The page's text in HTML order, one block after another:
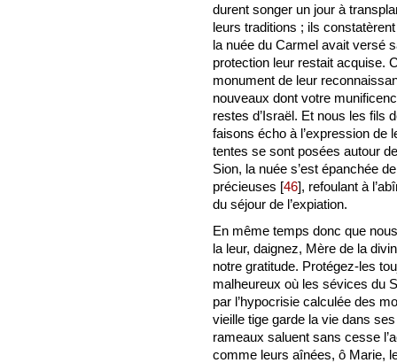
durent songer un jour à
leurs traditions ; ils
la nuée du Carmel avait versé
protection leur restait acquise.
monument de leur
nouveaux dont votre
restes d’Israël. Et nous les fils
faisons écho à l’expression de
tentes se sont posées autour
Sion, la nuée s’est épanchée
précieuses [46], refoulant à
du séjour de l’expiation.
En même temps donc que
la leur, daignez, Mère de la
notre gratitude. Protégez-les
malheureux où les sévices du
par l’hypocrisie calculée des
vieille tige garde la vie dans
rameaux saluent sans cesse
comme leurs aînées, ô Marie,